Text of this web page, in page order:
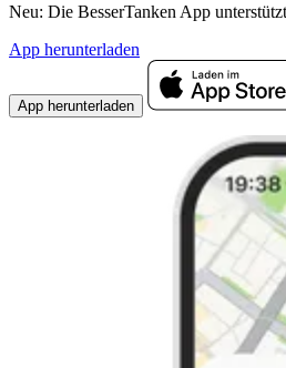
Neu: Die BesserTanken App
App herunterladen
App herunterladen